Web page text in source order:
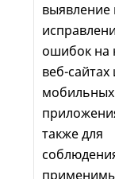
выявление
ошибок на
веб-сайтах
мобильных
также для